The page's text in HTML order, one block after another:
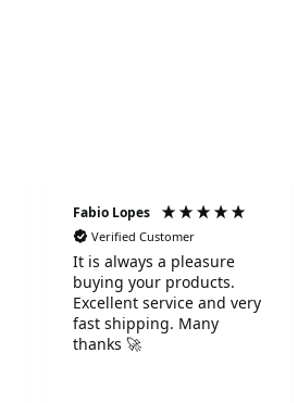
Fabio Lopes
Verified Customer
It is always a pleasure
buying your products.
Excellent service and very
fast shipping. Many
thanks 🚀